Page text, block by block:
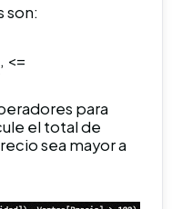
son:
<=
para
el total de
sea mayor a